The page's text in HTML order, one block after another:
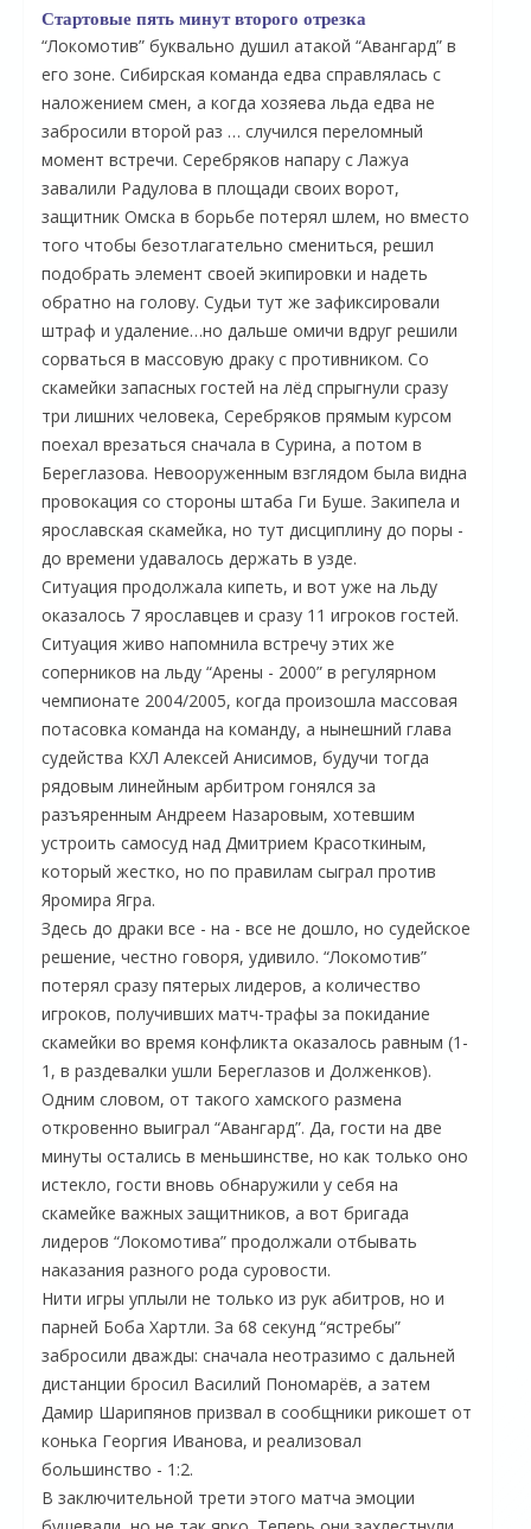
Стартовые пять минут второго отрезка
“Локомотив” буквально душил атакой “Авангард” в
его зоне. Сибирская команда едва справлялась с
наложением смен, а когда хозяева льда едва не
забросили второй раз … случился переломный
момент встречи. Серебряков напару с Лажуа
завалили Радулова в площади своих ворот,
защитник Омска в борьбе потерял шлем, но вместо
того чтобы безотлагательно смениться, решил
подобрать элемент своей экипировки и надеть
обратно на голову. Судьи тут же зафиксировали
штраф и удаление…но дальше омичи вдруг решили
сорваться в массовую драку с противником. Со
скамейки запасных гостей на лёд спрыгнули сразу
три лишних человека, Серебряков прямым курсом
поехал врезаться сначала в Сурина, а потом в
Береглазова. Невооруженным взглядом была видна
провокация со стороны штаба Ги Буше. Закипела и
ярославская скамейка, но тут дисциплину до поры -
до времени удавалось держать в узде.
Ситуация продолжала кипеть, и вот уже на льду
оказалось 7 ярославцев и сразу 11 игроков гостей.
Ситуация живо напомнила встречу этих же
соперников на льду “Арены - 2000” в регулярном
чемпионате 2004/2005, когда произошла массовая
потасовка команда на команду, а нынешний глава
судейства КХЛ Алексей Анисимов, будучи тогда
рядовым линейным арбитром гонялся за
разъяренным Андреем Назаровым, хотевшим
устроить самосуд над Дмитрием Красоткиным,
который жестко, но по правилам сыграл против
Яромира Ягра.
Здесь до драки все - на - все не дошло, но судейское
решение, честно говоря, удивило. “Локомотив”
потерял сразу пятерых лидеров, а количество
игроков, получивших матч-трафы за покидание
скамейки во время конфликта оказалось равным (1-
1, в раздевалки ушли Береглазов и Долженков).
Одним словом, от такого хамского размена
откровенно выиграл “Авангард”. Да, гости на две
минуты остались в меньшинстве, но как только оно
истекло, гости вновь обнаружили у себя на
скамейке важных защитников, а вот бригада
лидеров “Локомотива” продолжали отбывать
наказания разного рода суровости.
Нити игры уплыли не только из рук абитров, но и
парней Боба Хартли. За 68 секунд “ястребы”
забросили дважды: сначала неотразимо с дальней
дистанции бросил Василий Пономарёв, а затем
Дамир Шарипянов призвал в сообщники рикошет от
конька Георгия Иванова, и реализовал
большинство - 1:2.
В заключительной трети этого матча эмоции